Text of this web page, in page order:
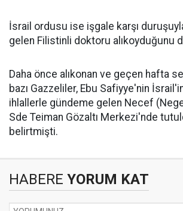
İsrail ordusu ise işgale karşı
gelen Filistinli doktoru alıkoyduğunu
Daha önce alıkonan ve geçen hafta
bazı Gazzeliler, Ebu Safiyye'nin
ihlallerle gündeme gelen Necef
Sde Teiman Gözaltı Merkezi'nde
belirtmişti.
HABERE YORUM KAT